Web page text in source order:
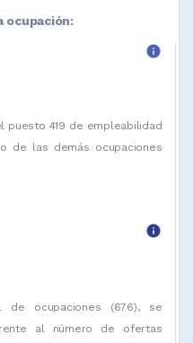
ocupación:
info
puesto 419 de empleabilidad
de las demás ocupaciones
info
ocupaciones (676), se
al número de ofertas